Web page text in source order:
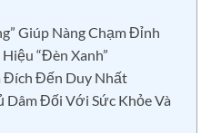
Giúp Nàng Chạm Đỉnh
“Đèn Xanh”
Đích Đến Duy Nhất
Dâm Đối Với Sức Khỏe Và